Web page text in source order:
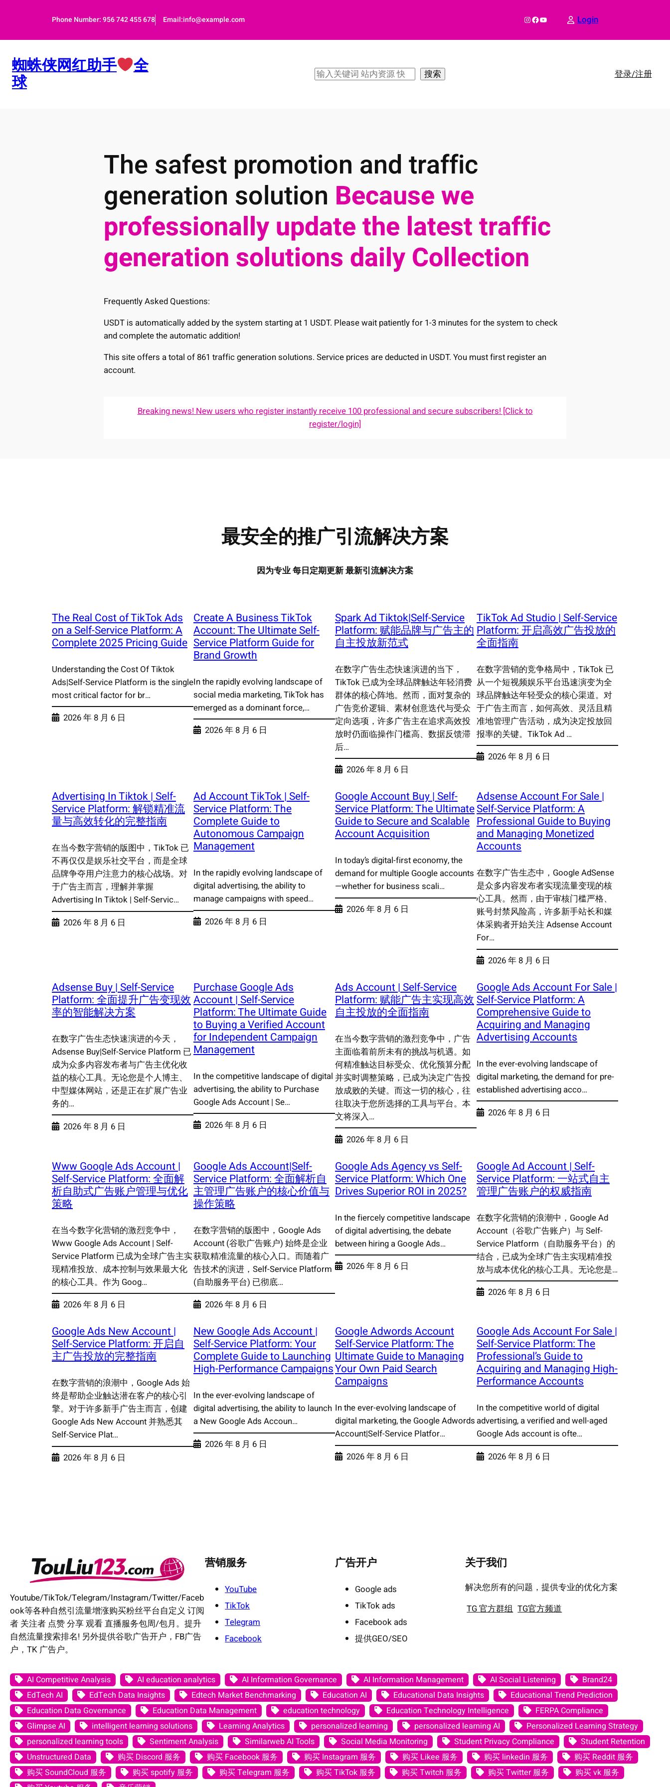
Phone Number: 956 742 455 678 Email:info@example.com InstagramFacebook YouTube Login
蜘蛛侠网红助手 全
球
搜
搜索 登录/注册
The safest promotion and traffic
generation solution Because we
professionally update the latest traffic
generation solutions daily Collection
Frequently Asked Questions:
USDT is automatically added by the system starting at 1 USDT. Please wait patiently for 1-3 minutes for the system to check
and complete the automatic addition!
This site offers a total of 861 traffic generation solutions. Service prices are deducted in USDT. You must first register an
account.
Breaking news! New users who register instantly receive 100 professional and secure subscribers! [Click to
register/login]
最安全的推广引流解决方案
因为专业 每日定期更新 最新引流解决方案
The Real Cost of TikTok Ads
on a Self-Service Platform: A
Complete 2025 Pricing Guide
Understanding the Cost Of Tiktok
Ads|Self-Service Platform is the single
most critical factor for br…
2026 年 8 月 6 日
Create A Business TikTok
Account: The Ultimate Self-
Service Platform Guide for
Brand Growth
In the rapidly evolving landscape of
social media marketing, TikTok has
emerged as a dominant force,…
2026 年 8 月 6 日
Spark Ad Tiktok|Self-Service
Platform: 赋能品牌与广告主的
自主投放新范式
在数字广告生态快速演进的当下，
TikTok 已成为全球品牌触达年轻消费
群体的核心阵地。然而，面对复杂的
广告竞价逻辑、素材创意迭代与受众
定向选项，许多广告主在追求高效投
放时仍面临操作门槛高、数据反馈滞
后…
2026 年 8 月 6 日
TikTok Ad Studio | Self-Service
Platform: 开启高效广告投放的
全面指南
在数字营销的竞争格局中，TikTok 已
从一个短视频娱乐平台迅速演变为全
球品牌触达年轻受众的核心渠道。对
于广告主而言，如何高效、灵活且精
准地管理广告活动，成为决定投放回
报率的关键。TikTok Ad …
2026 年 8 月 6 日
Advertising In Tiktok | Self-
Service Platform: 解锁精准流
量与高效转化的完整指南
在当今数字营销的版图中，TikTok 已
不再仅仅是娱乐社交平台，而是全球
品牌争夺用户注意力的核心战场。对
于广告主而言，理解并掌握
Advertising In Tiktok | Self-Servic…
2026 年 8 月 6 日
Ad Account TikTok | Self-
Service Platform: The
Complete Guide to
Autonomous Campaign
Management
In the rapidly evolving landscape of
digital advertising, the ability to
manage campaigns with speed…
2026 年 8 月 6 日
Google Account Buy | Self-
Service Platform: The Ultimate
Guide to Secure and Scalable
Account Acquisition
In today’s digital-first economy, the
demand for multiple Google accounts
—whether for business scali…
2026 年 8 月 6 日
Adsense Account For Sale |
Self-Service Platform: A
Professional Guide to Buying
and Managing Monetized
Accounts
在数字广告生态中，Google AdSense
是众多内容发布者实现流量变现的核
心工具。然而，由于审核门槛严格、
账号封禁风险高，许多新手站长和媒
体采购者开始关注 Adsense Account
For…
2026 年 8 月 6 日
Adsense Buy | Self-Service
Platform: 全面提升广告变现效
率的智能解决方案
在数字广告生态快速演进的今天，
Adsense Buy|Self-Service Platform 已
成为众多内容发布者与广告主优化收
益的核心工具。无论您是个人博主、
中型媒体网站，还是正在扩展广告业
务的…
2026 年 8 月 6 日
Purchase Google Ads
Account | Self-Service
Platform: The Ultimate Guide
to Buying a Verified Account
for Independent Campaign
Management
In the competitive landscape of digital
advertising, the ability to Purchase
Google Ads Account | Se…
2026 年 8 月 6 日
Ads Account | Self-Service
Platform: 赋能广告主实现高效
自主投放的全面指南
在当今数字营销的激烈竞争中，广告
主面临着前所未有的挑战与机遇。如
何精准触达目标受众、优化预算分配
并实时调整策略，已成为决定广告投
放成败的关键。而这一切的核心，往
往取决于您所选择的工具与平台。本
文将深入…
2026 年 8 月 6 日
Google Ads Account For Sale |
Self-Service Platform: A
Comprehensive Guide to
Acquiring and Managing
Advertising Accounts
In the ever-evolving landscape of
digital marketing, the demand for pre-
established advertising acco…
2026 年 8 月 6 日
Www Google Ads Account |
Self-Service Platform: 全面解
析自助式广告账户管理与优化
策略
在当今数字化营销的激烈竞争中，
Www Google Ads Account | Self-
Service Platform 已成为全球广告主实
现精准投放、成本控制与效果最大化
的核心工具。作为 Goog…
2026 年 8 月 6 日
Google Ads Account|Self-
Service Platform: 全面解析自
主管理广告账户的核心价值与
操作策略
在数字营销的版图中，Google Ads
Account (谷歌广告账户) 始终是企业
获取精准流量的核心入口。而随着广
告技术的演进，Self-Service Platform
(自助服务平台) 已彻底…
2026 年 8 月 6 日
Google Ads Agency vs Self-
Service Platform: Which One
Drives Superior ROI in 2025?
In the fiercely competitive landscape
of digital advertising, the debate
between hiring a Google Ads…
2026 年 8 月 6 日
Google Ad Account | Self-
Service Platform: 一站式自主
管理广告账户的权威指南
在数字化营销的浪潮中，Google Ad
Account（谷歌广告账户）与 Self-
Service Platform（自助服务平台）的
结合，已成为全球广告主实现精准投
放与成本优化的核心工具。无论您是…
2026 年 8 月 6 日
Google Ads New Account |
Self-Service Platform: 开启自
主广告投放的完整指南
在数字营销的浪潮中，Google Ads 始
终是帮助企业触达潜在客户的核心引
擎。对于许多新手广告主而言，创建
Google Ads New Account 并熟悉其
Self-Service Plat…
2026 年 8 月 6 日
New Google Ads Account |
Self-Service Platform: Your
Complete Guide to Launching
High-Performance Campaigns
In the ever-evolving landscape of
digital advertising, the ability to launch
a New Google Ads Accoun…
2026 年 8 月 6 日
Google Adwords Account
Self-Service Platform: The
Ultimate Guide to Managing
Your Own Paid Search
Campaigns
In the ever-evolving landscape of
digital marketing, the Google Adwords
Account|Self-Service Platfor…
2026 年 8 月 6 日
Google Ads Account For Sale |
Self-Service Platform: The
Professional’s Guide to
Acquiring and Managing High-
Performance Accounts
In the competitive world of digital
advertising, a verified and well-aged
Google Ads account is ofte…
2026 年 8 月 6 日
Youtube/TikTok/Telegram/Instagram/Twitter/Faceb
ook等各种自然引流量增涨购买粉丝平台自定义 订阅
者 关注者 点赞 分享 观看 直播服务包周/包月。提升
自然流量搜索排名! 另外提供谷歌广告开户，FB广告
户，TK 广告户。
营销服务
YouTube
TikTok
Telegram
Facebook
广告开户
Google ads
TikTok ads
Facebook ads
提供GEO/SEO
关于我们
解决您所有的问题，提供专业的优化方案
TG 官方群组 TG官方频道
AI Competitive Analysis AI education analytics AI Information Governance AI Information Management AI Social Listening
Brand24
EdTech AI
EdTech Data Insights Edtech Market Benchmarking Education AI Educational Data Insights
Educational Trend Prediction
Education Data Governance
Education Data Management education technology Education Technology Intelligence
FERPA Compliance
Glimpse AI
intelligent learning solutions Learning Analytics personalized learning personalized learning AI
Personalized Learning Strategy
personalized learning tools
Sentiment Analysis Similarweb AI Tools Social Media Monitoring Student Privacy Compliance
Student Retention
Unstructured Data
购买 Discord 服务 购买 Facebook 服务 购买 Instagram 服务 购买 Likee 服务 购买 linkedin 服务
购买 Reddit 服务
购买 SoundCloud 服务
购买 spotify 服务 购买 Telegram 服务 购买 TikTok 服务 购买 Twitch 服务 购买 Twitter 服务
购买 vk 服务